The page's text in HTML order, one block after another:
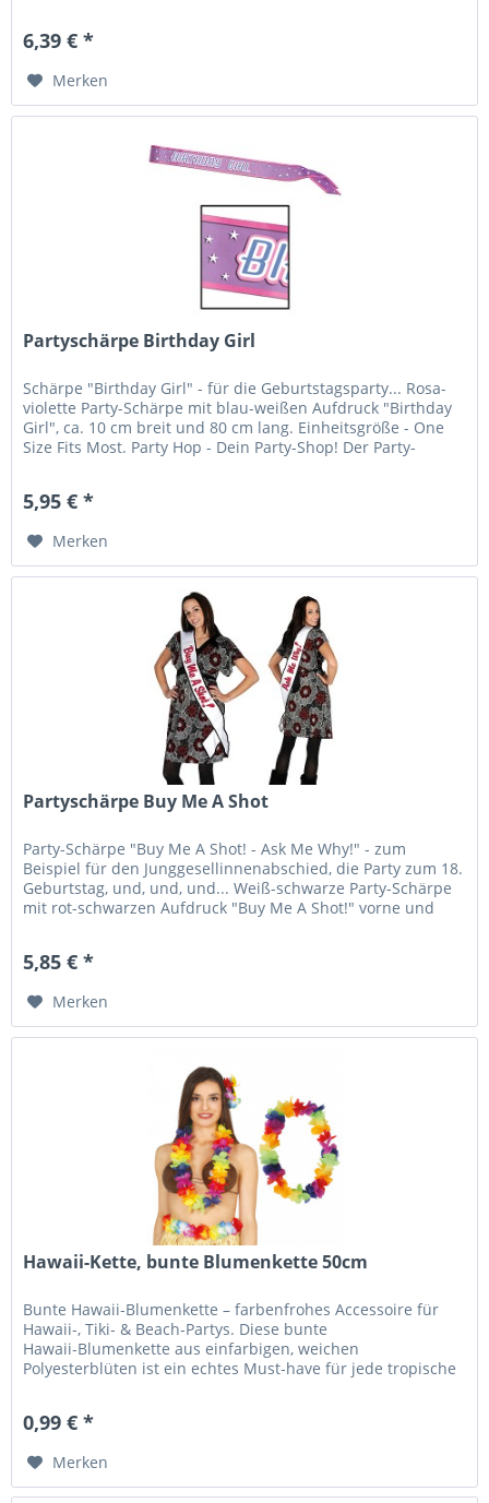
6,39 € *
Merken
Partyschärpe Birthday Girl
Schärpe "Birthday Girl" - für die Geburtstagsparty... Rosa-
violette Party-Schärpe mit blau-weißen Aufdruck "Birthday
Girl", ca. 10 cm breit und 80 cm lang. Einheitsgröße - One
Size Fits Most. Party Hop - Dein Party-Shop! Der Party-
5,95 € *
Merken
Partyschärpe Buy Me A Shot
Party-Schärpe "Buy Me A Shot! - Ask Me Why!" - zum
Beispiel für den Junggesellinnenabschied, die Party zum 18.
Geburtstag, und, und, und... Weiß-schwarze Party-Schärpe
mit rot-schwarzen Aufdruck "Buy Me A Shot!" vorne und
5,85 € *
Merken
Hawaii-Kette, bunte Blumenkette 50cm
Bunte Hawaii‑Blumenkette – farbenfrohes Accessoire für
Hawaii‑, Tiki‑ & Beach‑Partys. Diese bunte
Hawaii‑Blumenkette aus einfarbigen, weichen
Polyesterblüten ist ein echtes Must‑have für jede tropische
0,99 € *
Merken